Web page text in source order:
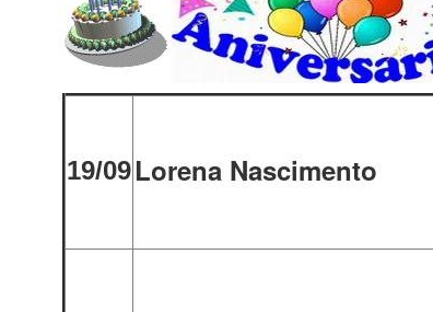
19/09Lorena Nascimento